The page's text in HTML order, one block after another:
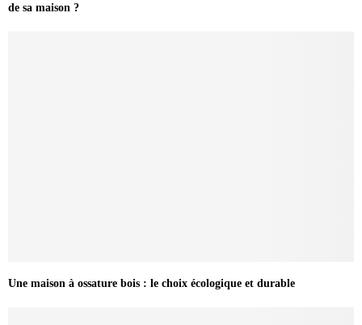
de sa maison ?
Une maison à ossature bois : le choix écologique et durable